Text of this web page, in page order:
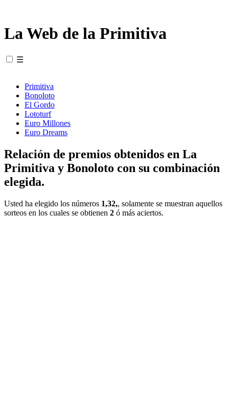
La Web de la Primitiva
☰
Primitiva
Bonoloto
El Gordo
Lototurf
Euro Millones
Euro Dreams
Relación de premios obtenidos en La
Primitiva y Bonoloto con su combinación
elegida.
Usted ha elegido los números 1,32,, solamente se muestran aquellos
sorteos en los cuales se obtienen 2 ó más aciertos.